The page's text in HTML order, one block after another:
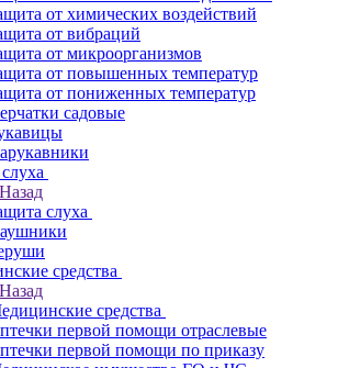
от химических воздействий
от вибраций
от микроорганизмов
от повышенных температур
от пониженных температур
садовые
Назад
слуха
средства
Назад
средства
первой помощи отраслевые
первой помощи по приказу